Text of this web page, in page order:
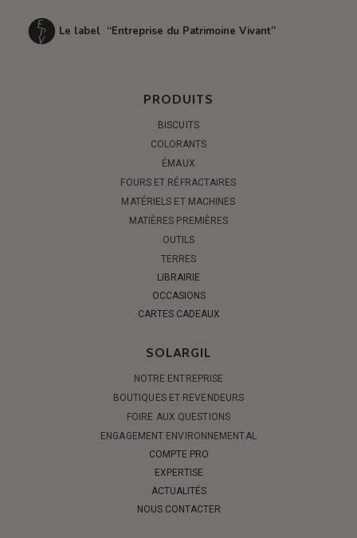
Le label “Entreprise du Patrimoine Vivant”
PRODUITS
BISCUITS
COLORANTS
ÉMAUX
FOURS ET RÉFRACTAIRES
MATÉRIELS ET MACHINES
MATIÈRES PREMIÈRES
OUTILS
TERRES
LIBRAIRIE
OCCASIONS
CARTES CADEAUX
SOLARGIL
NOTRE ENTREPRISE
BOUTIQUES ET REVENDEURS
FOIRE AUX QUESTIONS
ENGAGEMENT ENVIRONNEMENTAL
COMPTE PRO
EXPERTISE
ACTUALITÉS
NOUS CONTACTER